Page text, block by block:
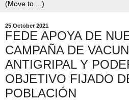
25 October 2021
FEDE APOYA DE
CAMPAÑA DE
ANTIGRIPAL Y
OBJETIVO FIJADO
POBLACIÓN